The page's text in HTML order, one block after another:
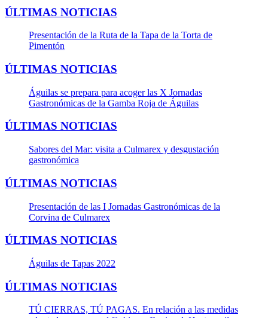
ÚLTIMAS NOTICIAS
Presentación de la Ruta de la Tapa de la Torta de
Pimentón
ÚLTIMAS NOTICIAS
Águilas se prepara para acoger las X Jornadas
Gastronómicas de la Gamba Roja de Águilas
ÚLTIMAS NOTICIAS
Sabores del Mar: visita a Culmarex y desgustación
gastronómica
ÚLTIMAS NOTICIAS
Presentación de las I Jornadas Gastronómicas de la
Corvina de Culmarex
ÚLTIMAS NOTICIAS
Águilas de Tapas 2022
ÚLTIMAS NOTICIAS
TÚ CIERRAS, TÚ PAGAS. En relación a las medidas